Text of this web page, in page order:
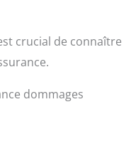
crucial de connaître
dommages